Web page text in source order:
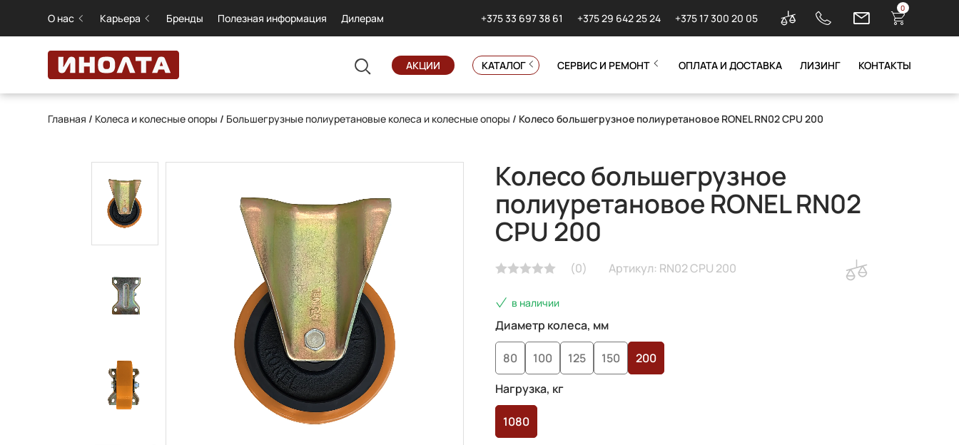
О нас Карьера Бренды Полезная информация Дилерам +375 33 697 38 61 +375 29 642 25 24 +375 17 300 20 05
0
АКЦИИ КАТАЛОГ СЕРВИС И РЕМОНТ ОПЛАТА И ДОСТАВКА ЛИЗИНГ КОНТАКТЫ
Главная / Колеса и колесные опоры / Большегрузные полиуретановые колеса и колесные опоры / Колесо большегрузное полиуретановое RONEL RN02 CPU 200
Колесо большегрузное
полиуретановое RONEL RN02
CPU 200
(0) Артикул: RN02 CPU 200
в наличии
Диаметр колеса, мм
80 100 125 150
200
Нагрузка, кг
1080